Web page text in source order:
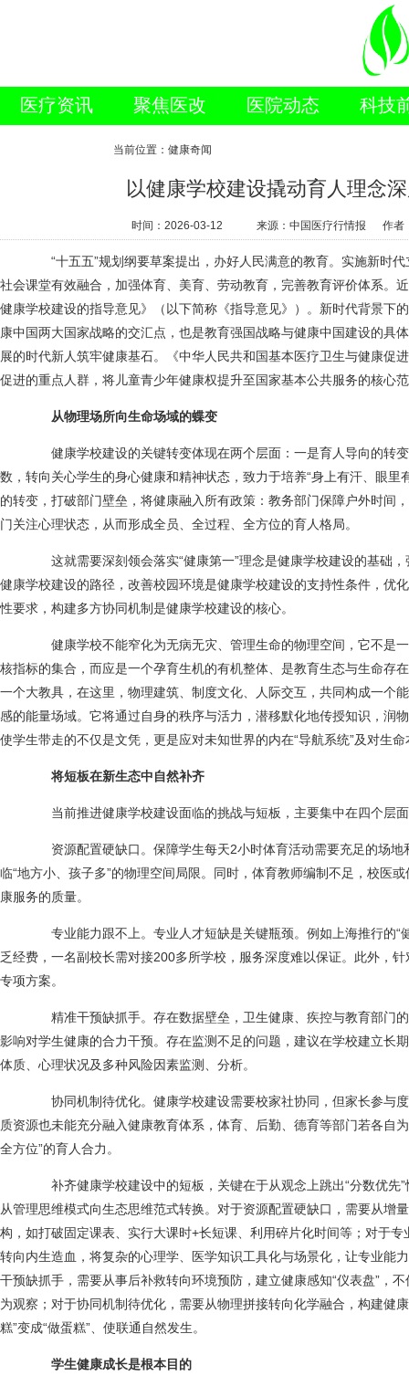
医疗资讯 聚焦医改 医院动态
科技
当前位置：健康奇闻
以健康学校建设撬动育人理念
时间：2026-03-12 来源：中国医疗行情报 作者
“十五五”规划纲要草案提出，办好人民满意的教育。实施新时代
社会课堂有效融合，加强体育、美育、劳动教育，完善教育评价体系。
健康学校建设的指导意见》（以下简称《指导意见》）。新时代背景下
康中国两大国家战略的交汇点，也是教育强国战略与健康中国建设的具
展的时代新人筑牢健康基石。《中华人民共和国基本医疗卫生与健康促
促进的重点人群，将儿童青少年健康权提升至国家基本公共服务的核心
从物理场所向生命场域的蝶变
健康学校建设的关键转变体现在两个层面：一是育人导向的转
数，转向关心学生的身心健康和精神状态，致力于培养“身上有汗、眼里
的转变，打破部门壁垒，将健康融入所有政策：教务部门保障户外时间
门关注心理状态，从而形成全员、全过程、全方位的育人格局。
这就需要深刻领会落实“健康第一”理念是健康学校建设的基础，
健康学校建设的路径，改善校园环境是健康学校建设的支持性条件，优
性要求，构建多方协同机制是健康学校建设的核心。
健康学校不能窄化为无病无灾、管理生命的物理空间，它不是
核指标的集合，而应是一个孕育生机的有机整体、是教育生态与生命存
一个大教具，在这里，物理建筑、制度文化、人际交互，共同构成一个
感的能量场域。它将通过自身的秩序与活力，潜移默化地传授知识，润
使学生带走的不仅是文凭，更是应对未知世界的内在“导航系统”及对生
将短板在新生态中自然补齐
当前推进健康学校建设面临的挑战与短板，主要集中在四个层
资源配置硬缺口。保障学生每天2小时体育活动需要充足的场地
临“地方小、孩子多”的物理空间局限。同时，体育教师编制不足，校医
康服务的质量。
专业能力跟不上。专业人才短缺是关键瓶颈。例如上海推行的“
乏经费，一名副校长需对接200多所学校，服务深度难以保证。此外，
专项方案。
精准干预缺抓手。存在数据壁垒，卫生健康、疾控与教育部门
影响对学生健康的合力干预。存在监测不足的问题，建议在学校建立长
体质、心理状况及多种风险因素监测、分析。
协同机制待优化。健康学校建设需要校家社协同，但家长参与
质资源也未能充分融入健康教育体系，体育、后勤、德育等部门若各自
全方位”的育人合力。
补齐健康学校建设中的短板，关键在于从观念上跳出“分数优先”
从管理思维模式向生态思维范式转换。对于资源配置硬缺口，需要从增
构，如打破固定课表、实行大课时+长短课、利用碎片化时间等；对于
转向内生造血，将复杂的心理学、医学知识工具化与场景化，让专业能
干预缺抓手，需要从事后补救转向环境预防，建立健康感知“仪表盘”，
为观察；对于协同机制待优化，需要从物理拼接转向化学融合，构建健
糕”变成“做蛋糕”、使联通自然发生。
学生健康成长是根本目的